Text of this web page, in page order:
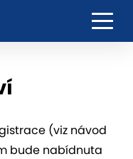
(viz návod
bude nabídnuta